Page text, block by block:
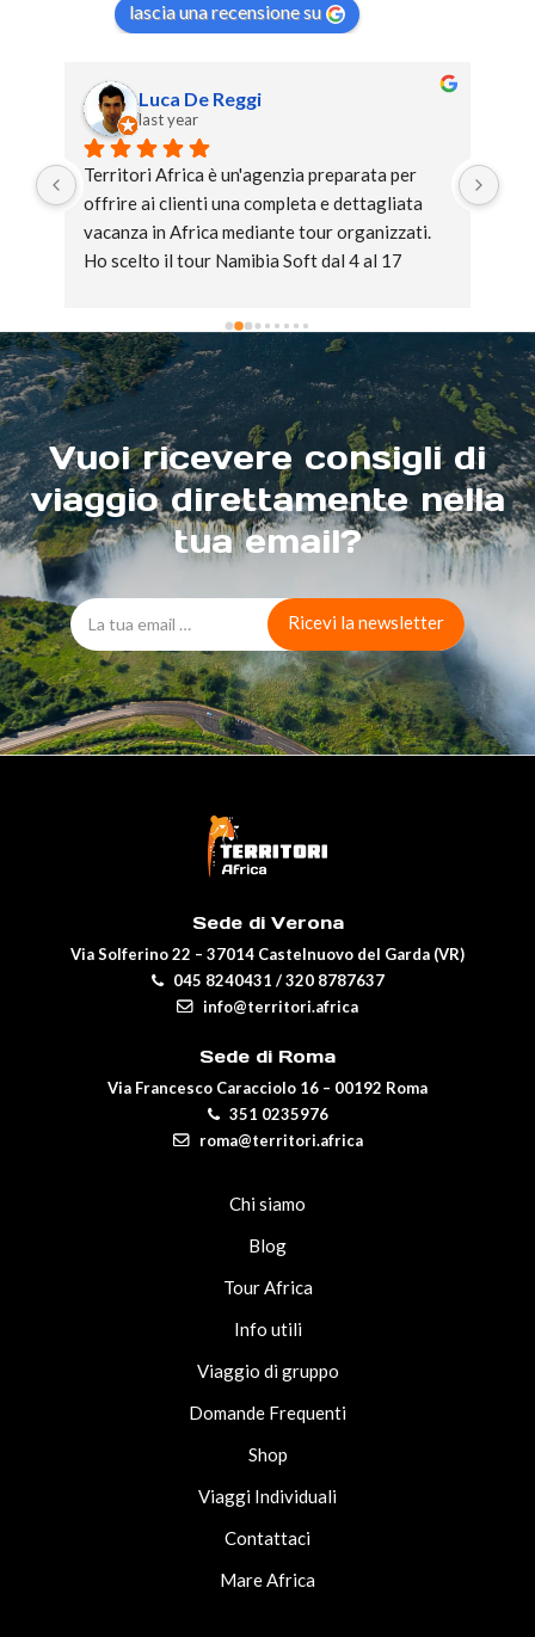
lascia una recensione su
Luca De Reggi
last year
Territori Africa è un'agenzia preparata per
offrire ai clienti una completa e dettagliata
vacanza in Africa mediante tour organizzati.
Ho scelto il tour Namibia Soft dal 4 al 17
aspettative. L'itinerario dei luoghi da visitare è
stato meticolosamente rispettato con
precisione in termini di tempistica. Le strutture
offerte sono tutte all'altezza del viaggio,
pronte ad offrire comodo riposo dopo i molti
km coperti durante gli spostamenti giornalieri.
Vuoi ricevere consigli di
viaggio direttamente nella
tua email?
Sede di Verona
Via Solferino 22 – 37014 Castelnuovo del Garda (VR)
045 8240431 /320 8787637
info@territori.africa
Sede di Roma
Via Francesco Caracciolo 16 – 00192 Roma
351 0235976
roma@territori.africa
Chi siamo
Blog
Tour Africa
Info utili
Viaggio di gruppo
Domande Frequenti
Shop
Viaggi Individuali
Contattaci
Mare Africa